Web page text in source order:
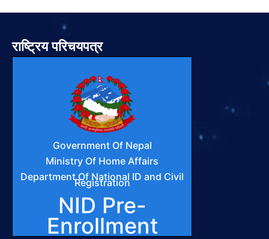
राष्ट्रिय परिचयपत्र